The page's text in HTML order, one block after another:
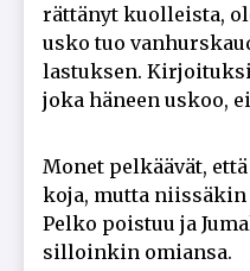
rät­tä­nyt kuol­leis­ta,
us­ko tuo
las­tuk­sen.
joka hä­neen us­koo,
Mo­net pel­kää­vät,
ko­ja, mut­ta niis­sä­kin
Pel­ko pois­tuu ja
sil­loin­kin omi­an­sa.